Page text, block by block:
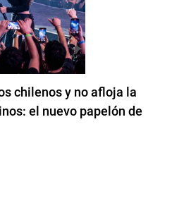
chilenos y no afloja la
el nuevo papelón de